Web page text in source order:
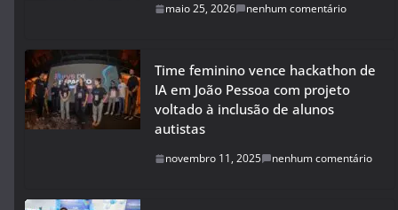
maio 25, 2026 nenhum comentário
Time feminino vence hackathon de
IA em João Pessoa com projeto
voltado à inclusão de alunos
autistas
novembro 11, 2025 nenhum comentário